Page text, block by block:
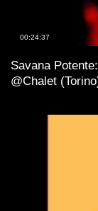
00:24:37
Savana
@Chalet